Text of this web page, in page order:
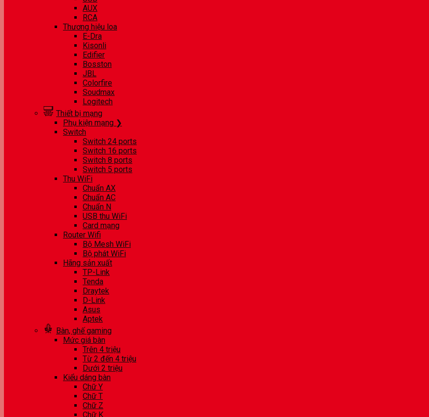
AUX
RCA
Thương hiệu loa
E-Dra
Kisonli
Edifier
Bosston
JBL
Colorfire
Soudmax
Logitech
Thiết bị mạng
Phụ kiện mạng ❯
Switch
Switch 24 ports
Switch 16 ports
Switch 8 ports
Switch 5 ports
Thu WiFi
Chuẩn AX
Chuẩn AC
Chuẩn N
USB thu WiFi
Card mạng
Router Wifi
Bộ Mesh WiFi
Bộ phát WiFi
Hãng sản xuất
TP-Link
Tenda
Draytek
D-Link
Asus
Aptek
Bàn, ghế gaming
Mức giá bàn
Trên 4 triệu
Từ 2 đến 4 triệu
Dưới 2 triệu
Kiểu dáng bàn
Chữ Y
Chữ T
Chữ Z
Chữ K